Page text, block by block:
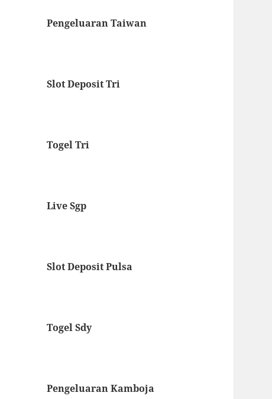
Pengeluaran Taiwan
Slot Deposit Tri
Togel Tri
Live Sgp
Slot Deposit Pulsa
Togel Sdy
Pengeluaran Kamboja